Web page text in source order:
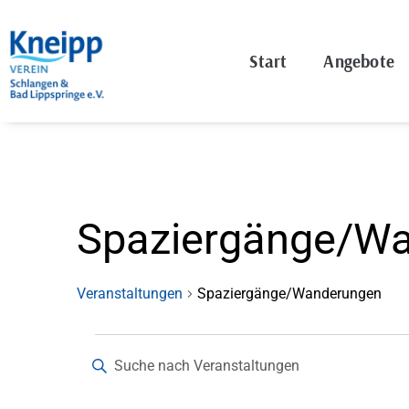
Start Angebote
Spaziergänge/
Veranstaltungen Spaziergänge/Wanderungen
Veranstaltungen
Bitte